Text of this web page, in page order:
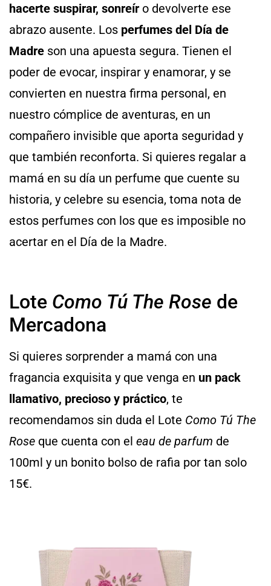
hacerte suspirar, sonreír o devolverte ese
abrazo ausente. Los perfumes del Día de
Madre son una apuesta segura. Tienen el
poder de evocar, inspirar y enamorar, y se
convierten en nuestra firma personal, en
nuestro cómplice de aventuras, en un
compañero invisible que aporta seguridad y
que también reconforta. Si quieres regalar a
mamá en su día un perfume que cuente su
historia, y celebre su esencia, toma nota de
estos perfumes con los que es imposible no
acertar en el Día de la Madre.
Lote Como Tú The Rose de
Mercadona
Si quieres sorprender a mamá con una
fragancia exquisita y que venga en un pack
llamativo, precioso y práctico, te
recomendamos sin duda el Lote Como Tú The
Rose que cuenta con el eau de parfum de
100ml y un bonito bolso de rafia por tan solo
15€.